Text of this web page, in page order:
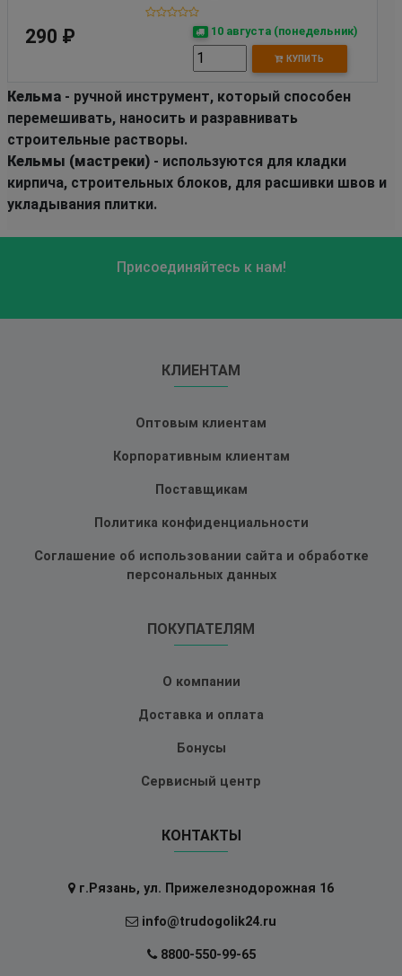
290 ₽ 10 августа (понедельник)
КУПИТЬ
Кельма - ручной инструмент, который способен
перемешивать, наносить и разравнивать
строительные растворы.
Кельмы (мастреки) - используются для кладки
кирпича, строительных блоков, для расшивки швов и
укладывания плитки.
Присоединяйтесь к нам!
КЛИЕНТАМ
Оптовым клиентам
Корпоративным клиентам
Поставщикам
Политика конфиденциальности
Соглашение об использовании сайта и обработке
персональных данных
ПОКУПАТЕЛЯМ
О компании
Доставка и оплата
Бонусы
Сервисный центр
КОНТАКТЫ
г.Рязань, ул. Прижелезнодорожная 16
info@trudogolik24.ru
8800-550-99-65